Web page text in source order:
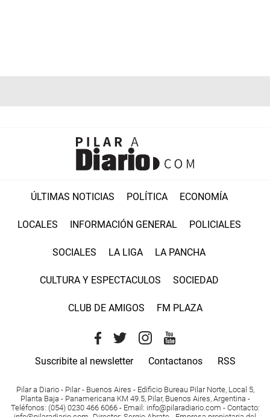
ÚLTIMAS NOTICIAS POLÍTICA ECONOMÍA
LOCALES INFORMACIÓN GENERAL POLICIALES
SOCIALES LA LIGA LA PANCHA
CULTURA Y ESPECTACULOS SOCIEDAD
CLUB DE AMIGOS FM PLAZA
Suscribite al newsletter Contactanos RSS
Pilar a Diario - Pilar - Buenos Aires - Edificio Bureau Pilar Norte, Local 5,
Planta Baja - Panamericana KM 49.5, Pilar, Buenos Aires, Argentina -
Teléfonos: (054) 0230 466 6066 - Email : info@pilaradiario.com - Contacto: